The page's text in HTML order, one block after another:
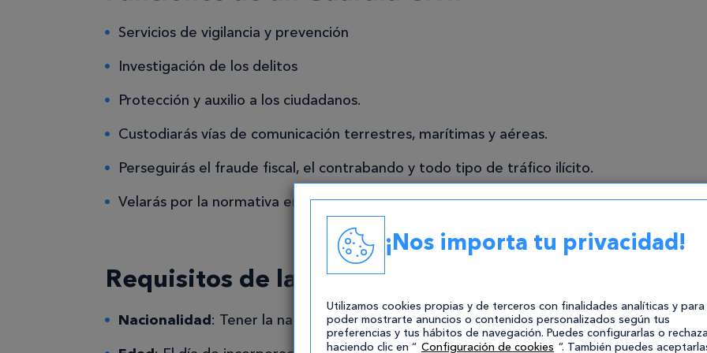
Servicios de vigilancia y prevención
Investigación de los delitos
Protección y auxilio a los ciudadanos.
Custodiarás vías de comunicación terrestres, marítimas y aéreas.
Perseguirás el fraude fiscal, el contrabando y todo tipo de tráfico ilícito.
Velarás por la normativa en materia de armas y explosivos.
Requisitos de las oposiciones a Guardia Civil
Nacionalidad: Tener la nacionalidad española
¡Nos importa tu privacidad!
Utilizamos cookies propias y de terceros con finalidades analíticas y para
poder mostrarte anuncios o contenidos personalizados según tus
preferencias y tus hábitos de navegación. Puedes configurarlas o
haciendo clic en “ Configuración de cookies ”. También puedes